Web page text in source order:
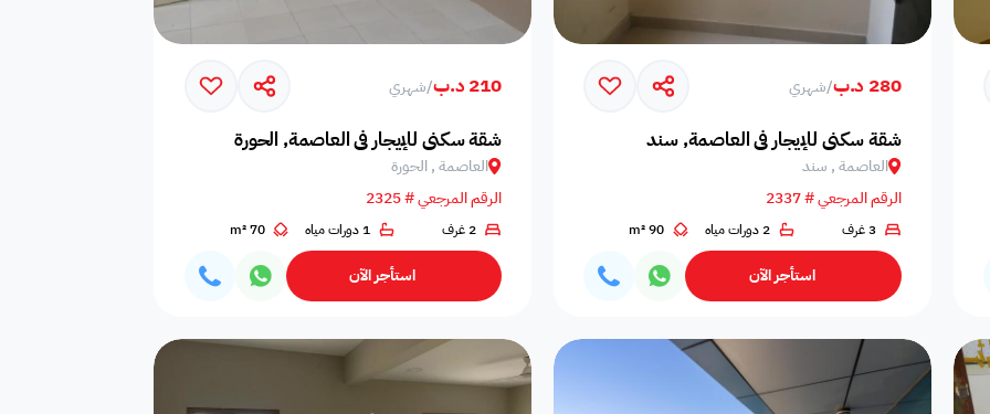
280 د.ب /شهري
شقة سكني للإيجار في العاصمة, سند
العاصمة , سند
الرقم المرجعي # 2337
3 غرف 2 دورات مياه 90 m²
استأجر الآن
210 د.ب /شهري
شقة سكني للإيجار في العاصمة, الحورة
العاصمة , الحورة
الرقم المرجعي # 2325
2 غرف 1 دورات مياه 70 m²
استأجر الآن